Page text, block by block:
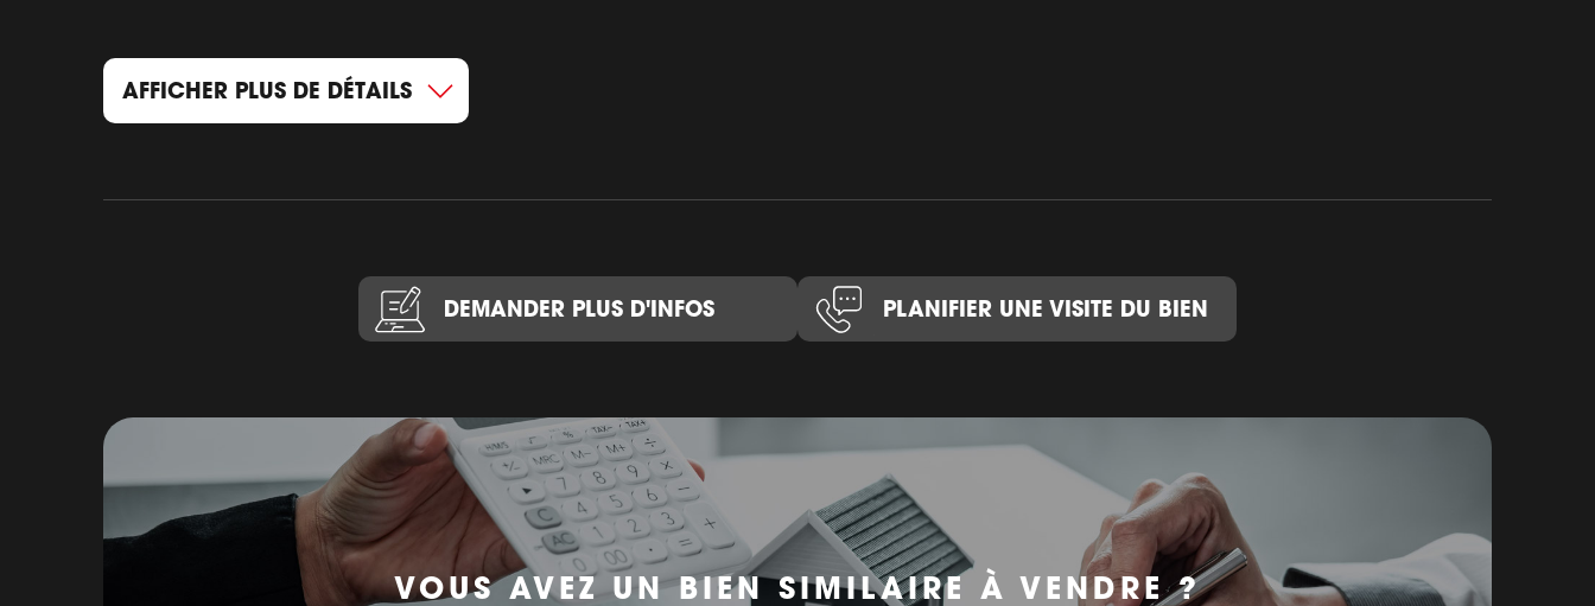
AFFICHER PLUS DE DÉTAILS
DEMANDER PLUS D'INFOS PLANIFIER UNE VISITE DU BIEN
VOUS AVEZ UN BIEN SIMILAIRE À VENDRE ?